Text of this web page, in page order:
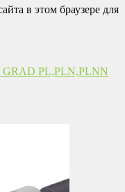
в этом браузере для
GRAD PL,PLN,PLNN